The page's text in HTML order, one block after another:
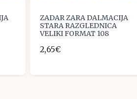
ZADAR ZARA DALMACIJA
STARA RAZGLEDNICA
VELIKI FORMAT 108
2,65€